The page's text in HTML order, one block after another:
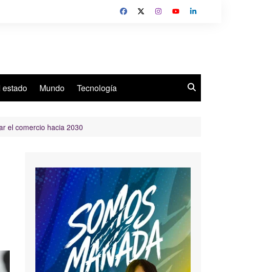
estado Mundo Tecnología
el comercio hacia 2030